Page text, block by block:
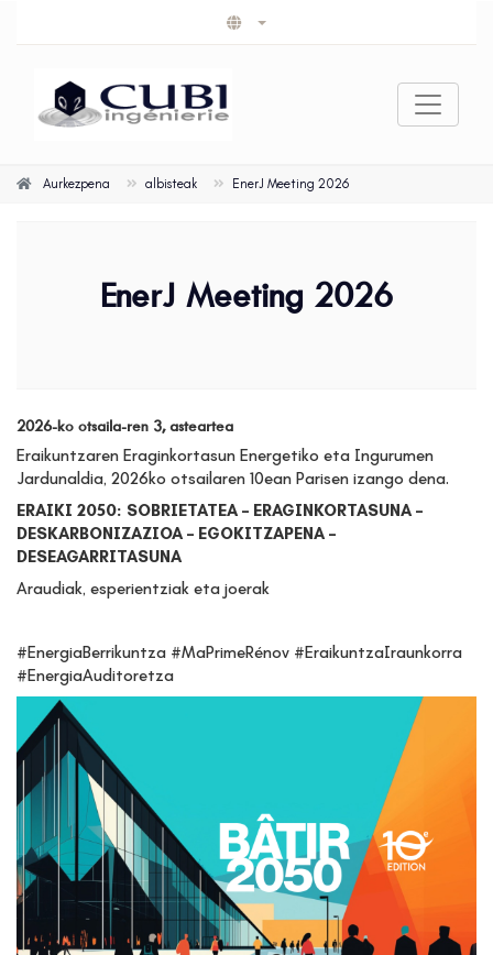
Aurkezpena albisteak EnerJ Meeting 2026
EnerJ Meeting 2026
2026-ko otsaila-ren 3, asteartea
Eraikuntzaren Eraginkortasun Energetiko eta Ingurumen
Jardunaldia, 2026ko otsailaren 10ean Parisen izango dena.
ERAIKI 2050: SOBRIETATEA – ERAGINKORTASUNA –
DESKARBONIZAZIOA – EGOKITZAPENA –
DESEAGARRITASUNA
Araudiak, esperientziak eta joerak
#EnergiaBerrikuntza #MaPrimeRénov #EraikuntzaIraunkorra
#EnergiaAuditoretza